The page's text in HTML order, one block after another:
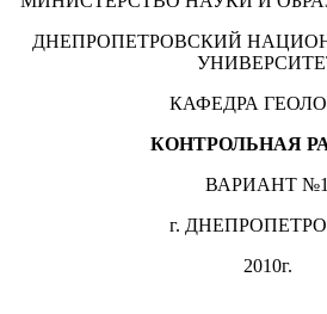
ДНЕПРОПЕТРОВСКИЙ
КАФЕДРА
КОНТРОЛЬНАЯ
ВАРИАНТ №1
г.
2010г.